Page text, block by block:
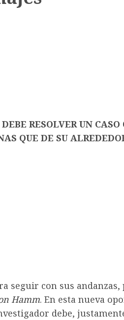
RESOLVER UN CASO
QUE DE SU
seguir con sus andanzas,
Hamm. En esta nueva
debe,